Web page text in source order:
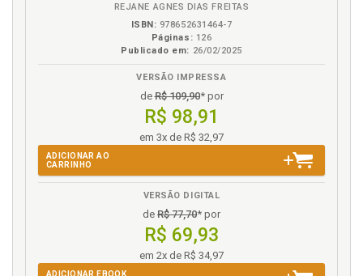
catástrofe e guerra, p. 37
Habilitação provisória ao benefício de pensão por
Hermenêutica jurídica, p. 41
Hierarquia das normas, p. 43
Incapacidade. Perda da qualidade de segurado e a
concessão do benefício por incapacidade para
posterior concessão da pensão por morte, p. 103
Interpretação conforme a Constituição, p. 44
Introdução, p. 17
REJANE AGNES DIAS FREITAS
ISBN: 978652631464-7
Páginas: 126
Publicado em: 26/02/2025
VERSÃO IMPRESSA
deR$ 109,90* por
R$ 98,91
em 3x de R$ 32,97
ADICIONAR AO
CARRINHO
VERSÃO DIGITAL
de R$ 77,70* por
R$ 69,93
em 2x de R$ 34,97
ADICIONAR EBOOK